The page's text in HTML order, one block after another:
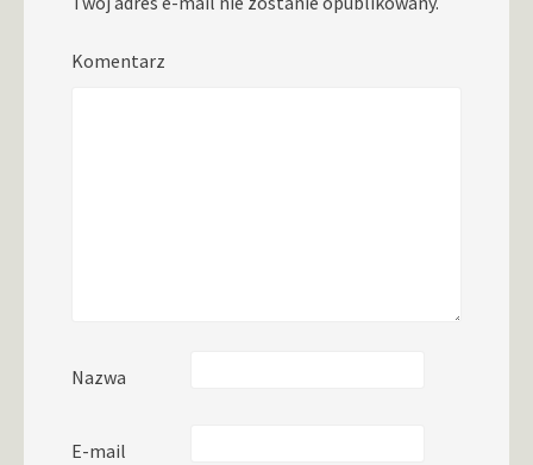
Komentarz
Nazwa
E-mail